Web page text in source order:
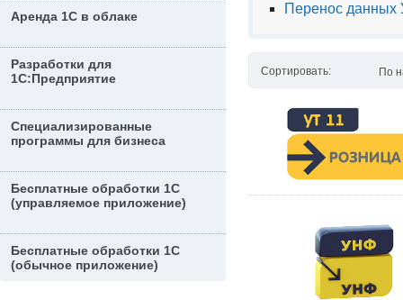
Аренда 1С в облаке
Разработки для
1С:Предприятие
Специализированные
программы для бизнеса
Бесплатные обработки 1С
(управляемое приложение)
Бесплатные обработки 1С
(обычное приложение)
Перенос
Сортировать: По